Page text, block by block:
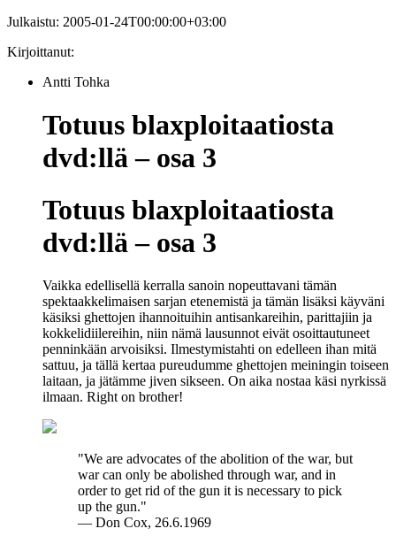
Julkaistu: 2005-01-24T00:00:00+03:00
Kirjoittanut:
Antti Tohka
Totuus blaxploitaatiosta
dvd:llä – osa 3
Totuus blaxploitaatiosta
dvd:llä – osa 3
Vaikka edellisellä kerralla sanoin nopeuttavani tämän
spektaakkelimaisen sarjan etenemistä ja tämän lisäksi käyväni
käsiksi ghettojen ihannoituihin antisankareihin, parittajiin ja
kokkelidiilereihin, niin nämä lausunnot eivät osoittautuneet
penninkään arvoisiksi. Ilmestymistahti on edelleen ihan mitä
sattuu, ja tällä kertaa pureudumme ghettojen meiningin toiseen
laitaan, ja jätämme jiven sikseen. On aika nostaa käsi nyrkissä
ilmaan. Right on brother!
"We are advocates of the abolition of the war, but
war can only be abolished through war, and in
order to get rid of the gun it is necessary to pick
up the gun."
— Don Cox, 26.6.1969